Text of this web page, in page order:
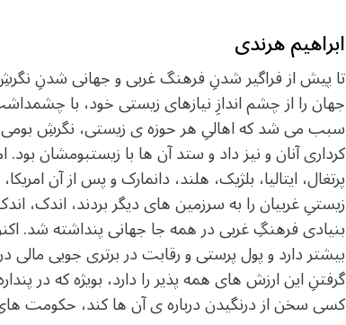
ابراهیم هرندی
تا پیش از فراگیر شدنِ فرهنگ غربی و جهانی شدنِ
جهان را از چشم اندازِ نیازهای زیستی خود، با
سبب می شد که اهالیِ هر حوزه ی زیستی، نگرشِ بومی
کرداری آنان و نیز داد و ستد آن ها با زیستبومشان
پرتغال، ایتالیا، بلژیک، هلند، دانمارک و پس از آن
زیستیِ غربیان را به سرزمین های دیگر بردند،
بنیادی فرهنگِ غربی در همه جا جهانی پنداشته شد.
بیشتر دارد و پول پرستی و رقابت در برتری جویی
گرفتنِ این ارزش های همه پذیر را دارد، بویژه که در
کسی سخن از درنگیدن درباره ی آن ها کند، حکومت